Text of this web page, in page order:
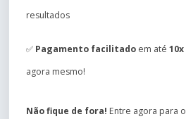
resultados
✅ Pagamento facilitado em até 10x
agora mesmo!
Não fique de fora! Entre agora para o